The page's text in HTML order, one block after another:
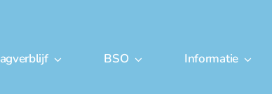
BSO Informatie